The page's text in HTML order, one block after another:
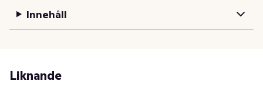
Innehåll
Liknande